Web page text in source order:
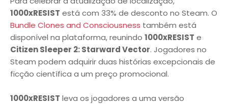
1000xRESIST está com 33% de desconto no Steam. O
Bundle Clones and Consciousness também está
disponível na plataforma, reunindo 1000xRESIST e
Citizen Sleeper 2: Starward Vector. Jogadores no
Steam podem adquirir duas histórias excepcionais de
ficção científica a um preço promocional.
1000xRESIST leva os jogadores a uma versão